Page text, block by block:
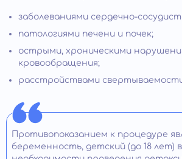
заболеваниями сердечно-
патологиями печени и почек;
острыми, хроническими
кровообращения;
расстройствами
Противопоказанием к процедуре
беременность, детский (до 18 лет)